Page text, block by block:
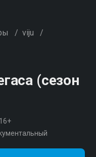
/ viju /
(сезон
16+